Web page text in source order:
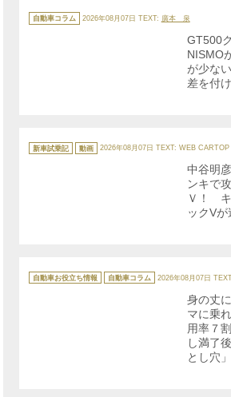
テ
ゴ
自動車コラム 2026年08月07日 TEXT: 廣本 泉
GT500
NISMO
が少な
差を付
テ
ゴ
新車試乗記 動画 2026年08月07日 TEXT: WEB CARTOP
中谷明
ンキで
Ｖ！ キ
ックVが
テ
ゴ
自動車お役立ち情報 自動車コラム 2026年08月07日
身の丈
マに乗
用率７
し満了
とし穴